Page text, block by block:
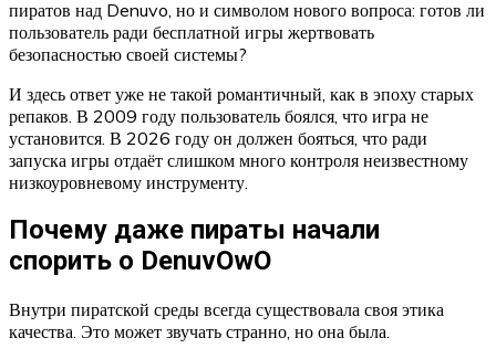
пиратов над Denuvo, но и символом нового вопроса: готов ли
пользователь ради бесплатной игры жертвовать
безопасностью своей системы?
И здесь ответ уже не такой романтичный, как в эпоху старых
репаков. В 2009 году пользователь боялся, что игра не
установится. В 2026 году он должен бояться, что ради
запуска игры отдаёт слишком много контроля неизвестному
низкоуровневому инструменту.
Почему даже пираты начали
спорить о DenuvOwO
Внутри пиратской среды всегда существовала своя этика
качества. Это может звучать странно, но она была.